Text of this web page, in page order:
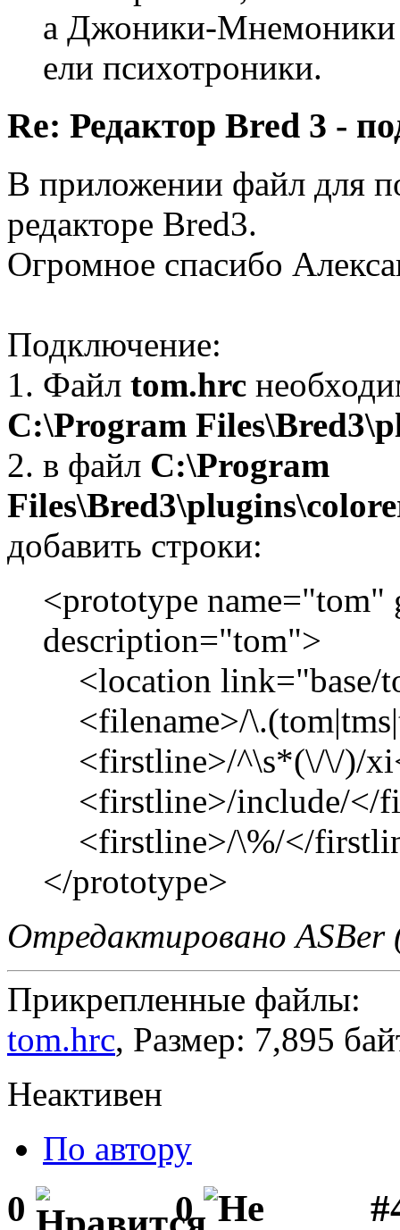
а Джоники-Мнемоники
ели психотроники.
Re: Редактор Bred 3 -
В приложении файл для
редакторе Вred3.
Огромное спасибо
Подключение:
1. Файл tom.hrc
C:\Program
2. в файл C:\Program
добавить строки:
<prototype
description="tom">
<location link="base/
<filename>/
<firstline>/^\s*(\/\/)/
<firstline>/include/</
<firstline>/\%/</
</prototype>
Отредактировано ASBer
Прикрепленные файлы:
tom.hrc, Размер: 7,895
Неактивен
По автору
0 0